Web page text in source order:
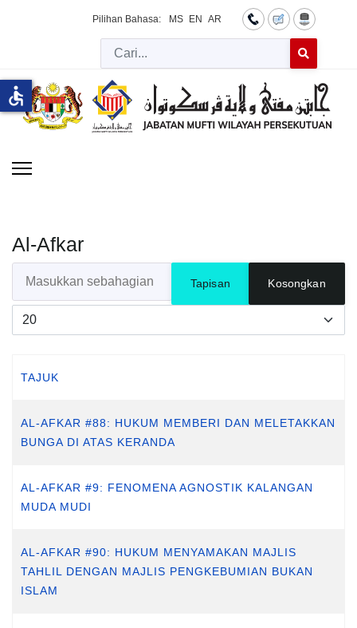
Pilihan Bahasa: MS EN AR
Cari
Al-Afkar
Masukkan sebahagian daripada tajuk
Tapisan Kosongkan
Papar #
TAJUK
AL-AFKAR #88: HUKUM MEMBERI DAN MELETAKKAN
BUNGA DI ATAS KERANDA
AL-AFKAR #9: FENOMENA AGNOSTIK KALANGAN
MUDA MUDI
AL-AFKAR #90: HUKUM MENYAMAKAN MAJLIS
TAHLIL DENGAN MAJLIS PENGKEBUMIAN BUKAN
ISLAM
accessible